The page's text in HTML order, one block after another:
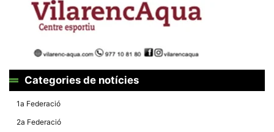
Categories de notícies
1a Federació
2a Federació
per a millorar
la funcionalitat
i la seva
Experiència
Alguns